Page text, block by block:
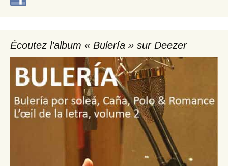
Écoutez l’album « Bulería » sur Deezer